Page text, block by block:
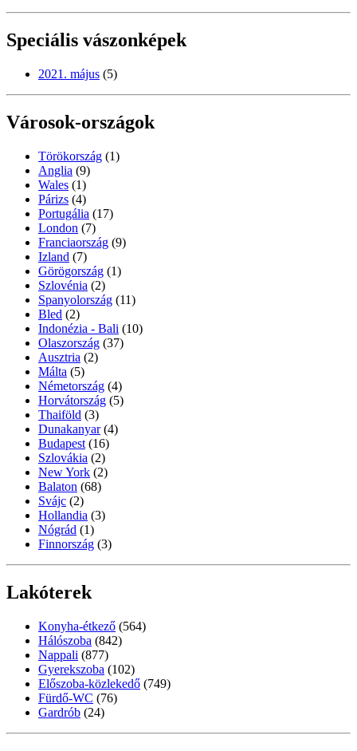
Speciális vászonképek
2021. május (5)
Városok-országok
Törökország (1)
Anglia (9)
Wales (1)
Párizs (4)
Portugália (17)
London (7)
Franciaország (9)
Izland (7)
Görögország (1)
Szlovénia (2)
Spanyolország (11)
Bled (2)
Indonézia - Bali (10)
Olaszország (37)
Ausztria (2)
Málta (5)
Németország (4)
Horvátország (5)
Thaiföld (3)
Dunakanyar (4)
Budapest (16)
Szlovákia (2)
New York (2)
Balaton (68)
Svájc (2)
Hollandia (3)
Nógrád (1)
Finnország (3)
Lakóterek
Konyha-étkező (564)
Hálószoba (842)
Nappali (877)
Gyerekszoba (102)
Előszoba-közlekedő (749)
Fürdő-WC (76)
Gardrób (24)